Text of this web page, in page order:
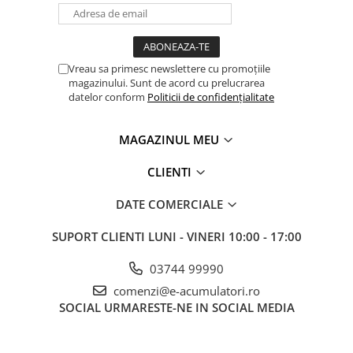
Panouri portabile
Statii energie portabile
Intrerupatoare si prize
Lumina (Becuri si Lanterne)
Laptop & PC accesorii, baterii,
cabluri USB, prelungitoare USB
Cablu de date si Adaptoare
Vreau sa primesc newslettere cu promoțiile
magazinului. Sunt de acord cu prelucrarea
datelor conform Politicii de confidențialitate
MAGAZINUL MEU
CLIENTI
DATE COMERCIALE
SUPORT CLIENTI LUNI - VINERI 10:00 - 17:00
03744 99990
comenzi@e-acumulatori.ro
SOCIAL URMARESTE-NE IN SOCIAL MEDIA